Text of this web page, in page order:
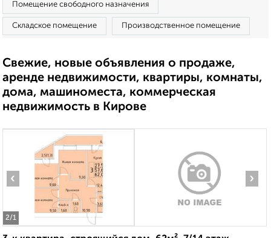
Помещение свободного назначения
Складское помещение Производственное помещение
Свежие, новые объявления о продаже,
аренде недвижимости, квартиры, комнаты,
дома, машиноместа, коммерческая
недвижимость в Кирове
2/1
‹ ›